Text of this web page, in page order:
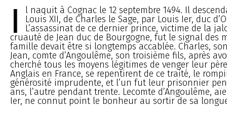
I
l naquit à Cognac le 12 septembre 1494. Il
Louis XII, de Charles le Sage, par Louis Ier, duc
L’assassinat de ce dernier prince, victime de la
cruauté de Jean duc de Bourgogne, fut le signal des
famille devait être si longtemps accablée. Charles,
Jean, comte d’Angoulême, son troisième fils, après
cherché tous les moyens légitimes de venger leur
Anglais en France, se repentirent de ce traité, le
générosité imprudente, et l’un fut leur prisonnier
ans, l’autre pendant trente. Lecomte d’Angoulême,
Ier, ne connut point le bonheur au sortir de sa